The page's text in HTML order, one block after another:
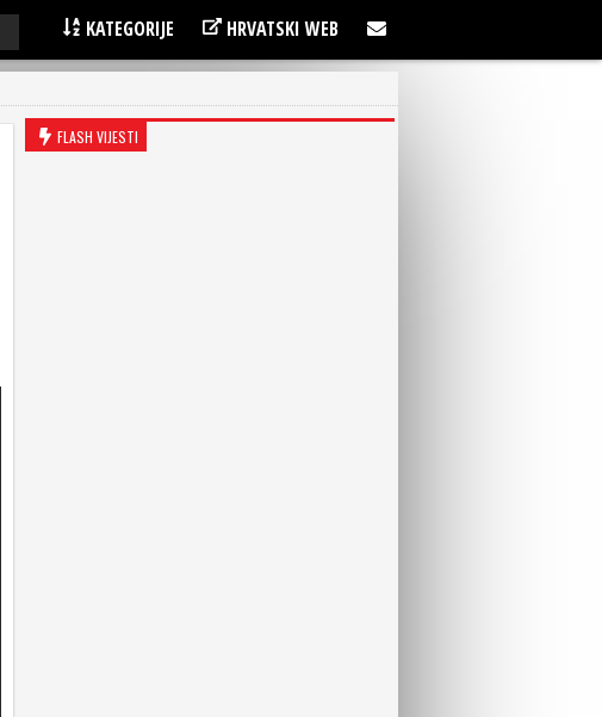
KATEGORIJE HRVATSKI WEB
FLASH VIJESTI